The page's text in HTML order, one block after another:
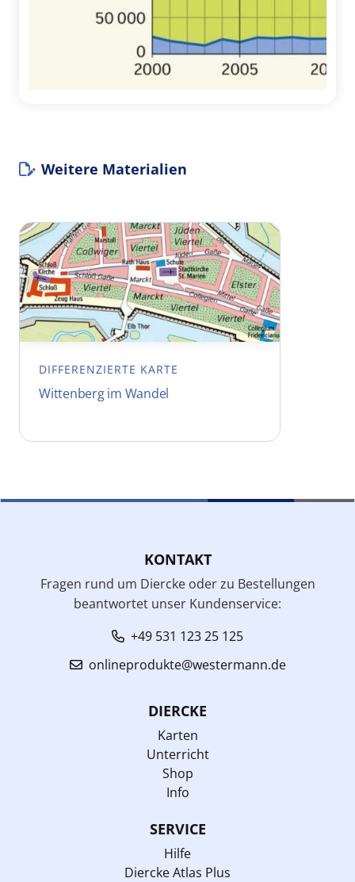
Weitere Materialien
DIFFERENZIERTE KARTE
Wittenberg im Wandel
KONTAKT
Fragen rund um Diercke oder zu Bestellungen
beantwortet unser Kundenservice:
+49 531 123 25 125
onlineprodukte@westermann.de
DIERCKE
Karten
Unterricht
Shop
Info
SERVICE
Hilfe
Diercke Atlas Plus